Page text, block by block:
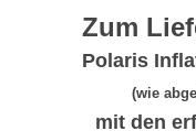
Zum
Polaris
(wie
mit den